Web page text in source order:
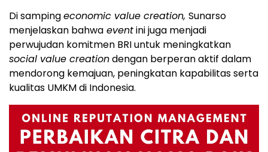
Di sampingeconomic value creation, Sunarso
menjelaskan bahwa eventini juga menjadi
perwujudan komitmen BRI untuk meningkatkan
social value creationdengan berperan aktif dalam
mendorong kemajuan, peningkatan kapabilitas serta
kualitas UMKM di Indonesia.